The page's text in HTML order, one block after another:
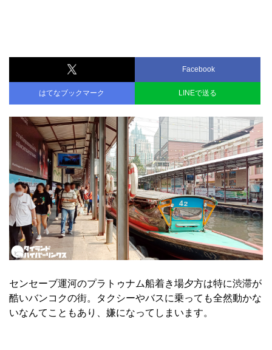
Facebook
はてなブックマーク LINEで送る
センセーブ運河のプラトゥナム船着き場夕方は特に渋滞が
酷いバンコクの街。タクシーやバスに乗っても全然動かな
いなんてこともあり、嫌になってしまいます。